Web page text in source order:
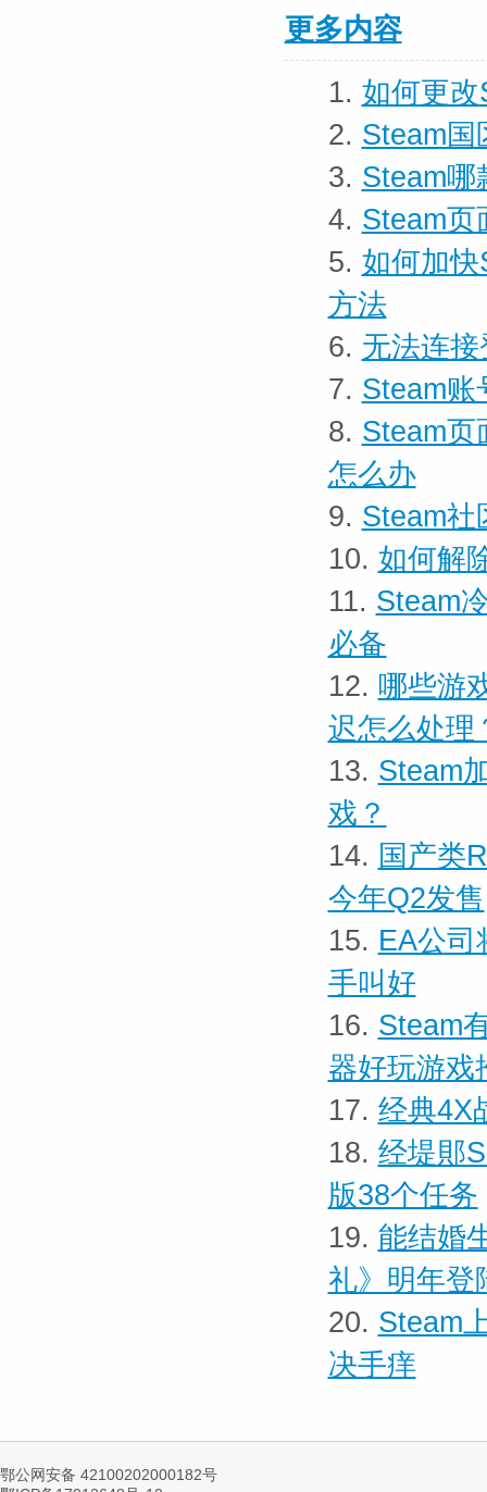
更多内容
1. 如何更
2. Steam国
3. Steam哪
4. Steam页
5. 如何加
方法
6. 无法连
7. Steam账
8. Steam页
怎么办
9. Steam社
10. 如何解
11. Steam
必备
12. 哪些游
迟怎么处理
13. Steam
戏？
14. 国产类
今年Q2发售
15. EA公司
手叫好
16. Steam
器好玩游戏
17. 经典4X
18. 经堤郥
版38个任务
19. 能结婚
礼》明年登
20. Steam
决手痒
鄂公网安备 42100202000182号